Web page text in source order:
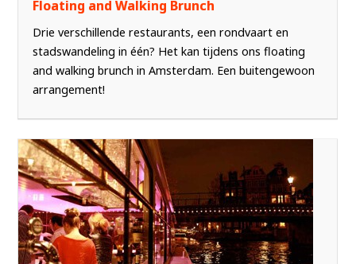
Floating and Walking Brunch
Drie verschillende restaurants, een rondvaart en
stadswandeling in één? Het kan tijdens ons floating
and walking brunch in Amsterdam. Een buitengewoon
arrangement!